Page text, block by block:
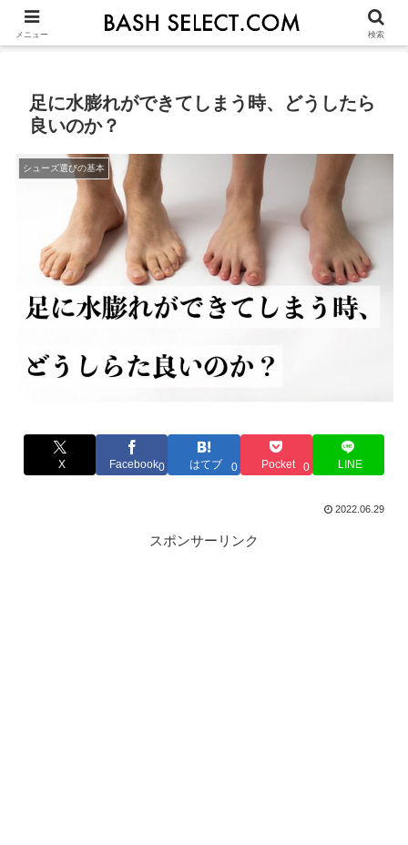
シューズ選びの基本 ASICS NIKE ADIDAS
足に水膨れができてしまう時、どうしたら
良いのか？
シューズ選びの基本
X Facebook0 はてブ 0 Pocket 0 LINE
2022.06.29
スポンサーリンク
メニュー 検索